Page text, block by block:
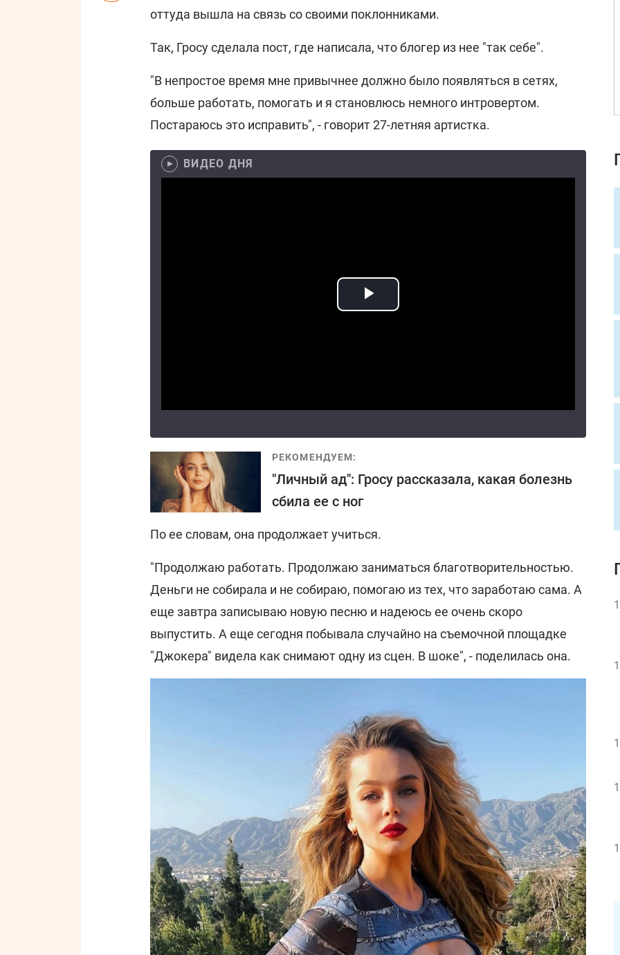
оттуда вышла на связь со своими поклонниками.
Так, Гросу сделала пост, где написала, что блогер из нее "так себе".
"В непростое время мне привычнее должно было появляться в сетях,
больше работать, помогать и я становлюсь немного интровертом.
Постараюсь это исправить", - говорит 27-летняя артистка.
ВИДЕО ДНЯ
РЕКОМЕНДУЕМ:
"Личный ад": Гросу рассказала, какая болезнь
сбила ее с ног
По ее словам, она продолжает учиться.
"Продолжаю работать. Продолжаю заниматься благотворительностью.
Деньги не собирала и не собираю, помогаю из тех, что заработаю сама. А
еще завтра записываю новую песню и надеюсь ее очень скоро
выпустить. А еще сегодня побывала случайно на съемочной площадке
"Джокера" видела как снимают одну из сцен. В шоке", - поделилась она.